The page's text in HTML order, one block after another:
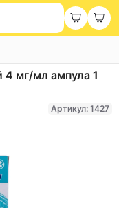
4 мг/мл ампула 1
Артикул: 1427